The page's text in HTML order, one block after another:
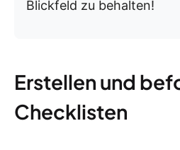
Blickfeld zu behalten!
Erstellen und
Checklisten